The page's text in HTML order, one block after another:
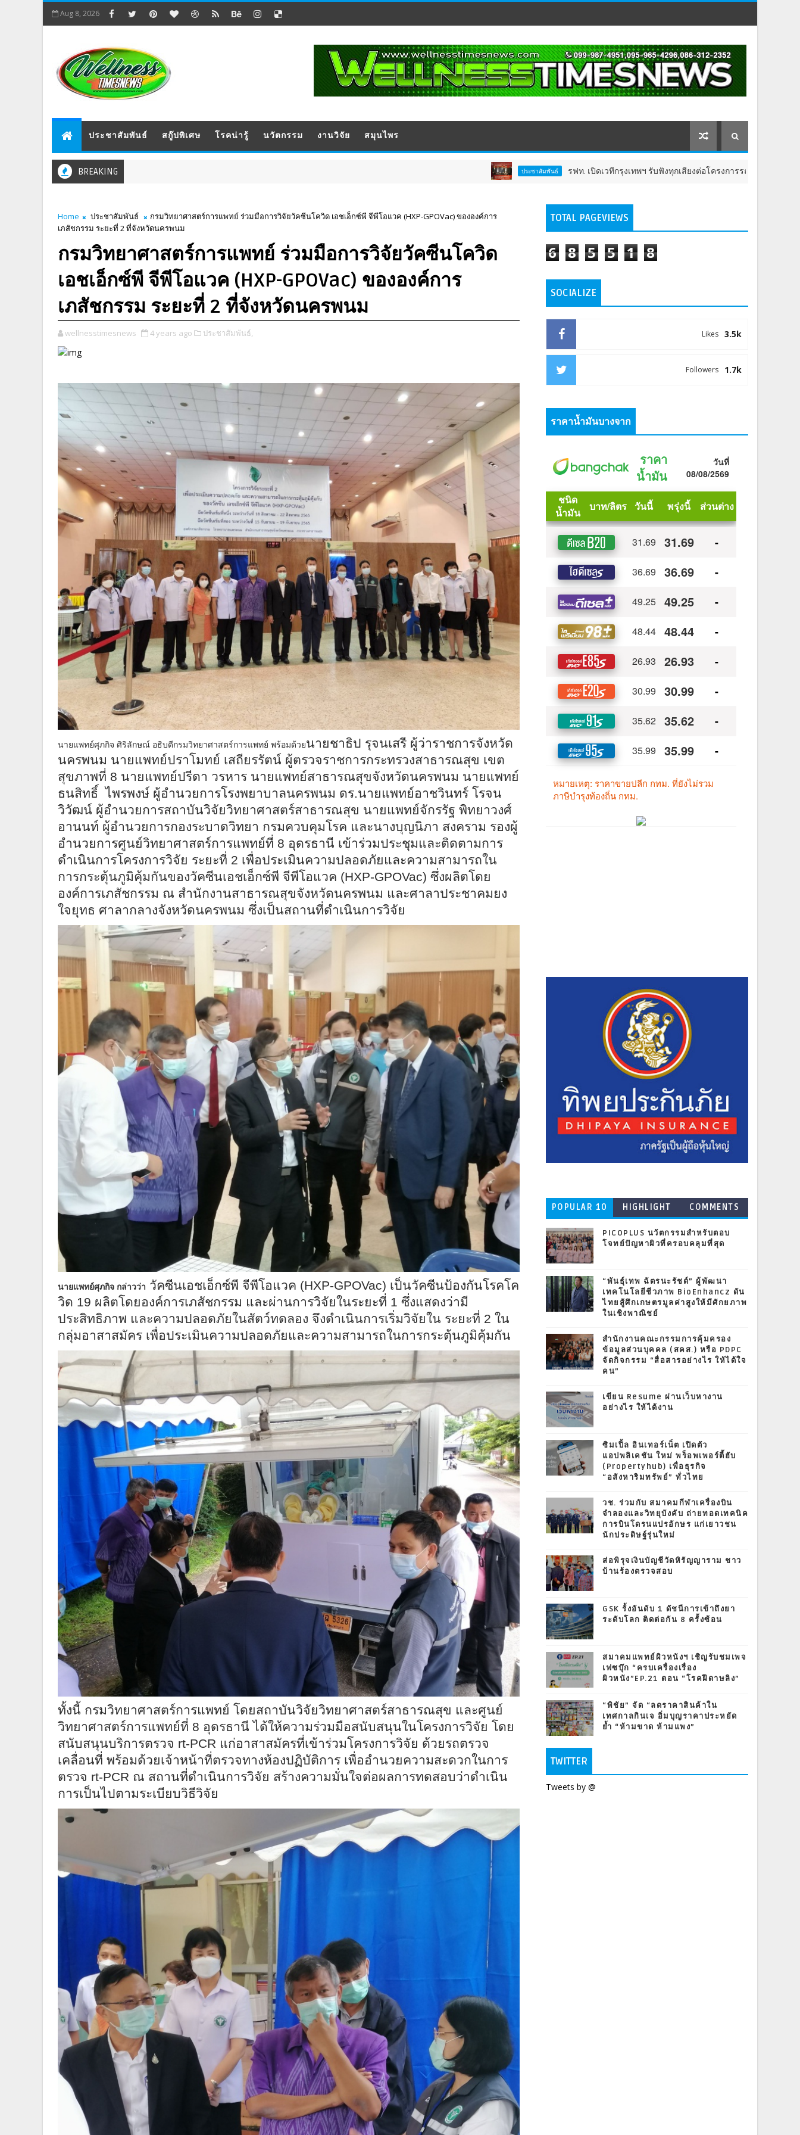
Aug 8, 2026
ประชาสัมพันธ์ สกู๊ปพิเศษ โรคน่ารู้ นวัตกรรม งานวิจัย สมุนไพร
BREAKING ประชาสัมพันธ์ รฟท. เปิดเวทีกรุงเทพฯ รับฟังทุกเสียงต่อโครงการรถไฟฟ้าวงเวียนใหญ่–มหาชัย ก่อ
Home ประชาสัมพันธ์
กรมวิทยาศาสตร์การแพทย์ ร่วมมือการวิจัยวัคซีนโควิด เอชเอ็กซ์พี จีพีโอแวค (HXP-GPOVac) ขององค์การ
เภสัชกรรม ระยะที่ 2 ที่จังหวัดนครพนม
กรมวิทยาศาสตร์การแพทย์ ร่วมมือการวิจัยวัคซีนโควิด
เอชเอ็กซ์พี จีพีโอแวค (HXP-GPOVac) ขององค์การ
เภสัชกรรม ระยะที่ 2 ที่จังหวัดนครพนม
wellnesstimesnews 4 years ago ประชาสัมพันธ์,
นายแพทย์ศุภกิจ ศิริลักษณ์ อธิบดีกรมวิทยาศาสตร์การแพทย์ พร้อมด้วยนายชาธิป รุจนเสรี ผู้ว่าราชการจังหวัด
นครพนม นายแพทย์ปราโมทย์ เสถียรรัตน์ ผู้ตรวจราชการกระทรวงสาธารณสุข เขต
สุขภาพที่ 8 นายแพทย์ปรีดา วรหาร นายแพทย์สาธารณสุขจังหวัดนครพนม นายแพทย์
ธนสิทธิ์ไพรพงษ์ ผู้อำนวยการโรงพยาบาลนครพนม ดร.นายแพทย์อาชวินทร์ โรจน
วิวัฒน์ ผู้อำนวยการสถาบันวิจัยวิทยาศาสตร์สาธารณสุข นายแพทย์จักรรัฐ พิทยาวงศ์
อานนท์ ผู้อำนวยการกองระบาดวิทยา กรมควบคุมโรค และนางบุญนิภา สงคราม รองผู้
อำนวยการศูนย์วิทยาศาสตร์การแพทย์ที่ 8 อุดรธานี เข้าร่วมประชุมและติดตามการ
ดำเนินการโครงการวิจัย ระยะที่ 2 เพื่อประเมินความปลอดภัยและความสามารถใน
การกระตุ้นภูมิคุ้มกันของวัคซีนเอชเอ็กซ์พี จีพีโอแวค (HXP-GPOVac) ซึ่งผลิตโดย
องค์การเภสัชกรรม ณ สำนักงานสาธารณสุขจังหวัดนครพนม และศาลาประชาคมยง
ใจยุทธ ศาลากลางจังหวัดนครพนม ซึ่งเป็นสถานที่ดำเนินการวิจัย
นายแพทย์ศุภกิจ กล่าวว่า วัคซีนเอชเอ็กซ์พี จีพีโอแวค (HXP-GPOVac) เป็นวัคซีนป้องกันโรคโค
วิด 19 ผลิตโดยองค์การเภสัชกรรม และผ่านการวิจัยในระยะที่ 1 ซึ่งแสดงว่ามี
ประสิทธิภาพ และความปลอดภัยในสัตว์ทดลอง จึงดำเนินการเริ่มวิจัยใน ระยะที่ 2 ใน
กลุ่มอาสาสมัคร เพื่อประเมินความปลอดภัยและความสามารถในการกระตุ้นภูมิคุ้มกัน
ทั้งนี้ กรมวิทยาศาสตร์การแพทย์ โดยสถาบันวิจัยวิทยาศาสตร์สาธารณสุข และศูนย์
วิทยาศาสตร์การแพทย์ที่ 8 อุดรธานี ได้ให้ความร่วมมือสนับสนุนในโครงการวิจัย โดย
สนับสนุนบริการตรวจ rt-PCR แก่อาสาสมัครที่เข้าร่วมโครงการวิจัย ด้วยรถตรวจ
เคลื่อนที่ พร้อมด้วยเจ้าหน้าที่ตรวจทางห้องปฏิบัติการ เพื่ออำนวยความสะดวกในการ
ตรวจ rt-PCR ณ สถานที่ดำเนินการวิจัย สร้างความมั่นใจต่อผลการทดสอบว่าดำเนิน
การเป็นไปตามระเบียบวิธีวิจัย
TOTAL PAGEVIEWS
6 8 5 5 1 8
SOCIALIZE
3.5k
Likes
1.7k
Followers
ราคาน้ำมันบางจาก
POPULAR 10 HIGHLIGHT COMMENTS
PICOPLUS นวัตกรรมสำหรับตอบ
โจทย์ปัญหาผิวที่ครอบคลุมที่สุด
“พันธุ์เทพ ฉัตรนะรัชต์” ผู้พัฒนา
เทคโนโลยีชีวภาพ BioEnhancz ดัน
ไทยสู้ศึกเกษตรมูลค่าสูงให้มีศักยภาพ
ในเชิงพาณิชย์
สำนักงานคณะกรรมการคุ้มครอง
ข้อมูลส่วนบุคคล (สคส.) หรือ PDPC
จัดกิจกรรม “สื่อสารอย่างไร ให้ได้ใจ
คน”
เขียน Resume ผ่านเว็บหางาน
อย่างไร ให้ได้งาน
ซิมเปิ้ล อินเทอร์เน็ต เปิดตัว
แอปพลิเคชัน ใหม่ พร็อพเพอร์ตี้ฮับ
(Propertyhub) เพื่อธุรกิจ
“อสังหาริมทรัพย์” ทั่วไทย
วช. ร่วมกับ สมาคมกีฬาเครื่องบิน
จำลองและวิทยุบังคับ ถ่ายทอดเทคนิค
การบินโดรนแปรอักษร แก่เยาวชน
นักประดิษฐ์รุ่นใหม่
ส่อพิรุจเงินบัญชีวัดหิรัญญาราม ชาว
บ้านร้องตรวจสอบ
GSK รั้งอันดับ 1 ดัชนีการเข้าถึงยา
ระดับโลก ติดต่อกัน 8 ครั้งซ้อน
สมาคมแพทย์ผิวหนังฯ เชิญรับชมเพจ
เฟซบุ๊ก “ครบเครื่องเรื่อง
ผิวหนัง”EP.21 ตอน “โรคฝีดาษลิง”
“พิชัย” จัด “ลดราคาสินค้าใน
เทศกาลกินเจ อิ่มบุญราคาประหยัด
ย้ำ “ห้ามขาด ห้ามแพง”
TWITTER
Tweets by @